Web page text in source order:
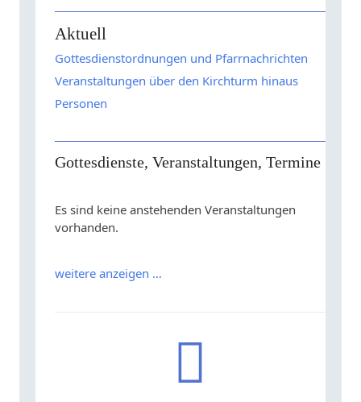
Aktuell
Gottesdienstordnungen und Pfarrnachrichten
Veranstaltungen über den Kirchturm hinaus
Personen
Gottesdienste, Veranstaltungen, Termine
Es sind keine anstehenden Veranstaltungen
vorhanden.
weitere anzeigen …